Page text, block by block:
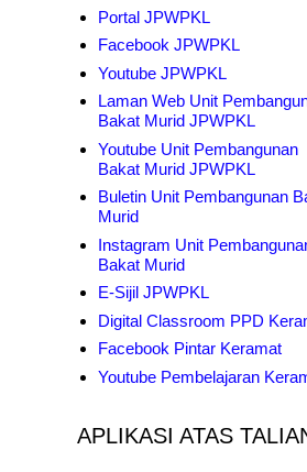
Portal JPWPKL
Facebook JPWPKL
Youtube JPWPKL
Laman Web Unit
Bakat Murid JPWPKL
Youtube Unit Pembangunan
Bakat Murid JPWPKL
Buletin Unit Pembangunan
Murid
Instagram Unit
Bakat Murid
E-Sijil JPWPKL
Digital Classroom PPD
Facebook Pintar Keramat
Youtube Pembelajaran
APLIKASI ATAS